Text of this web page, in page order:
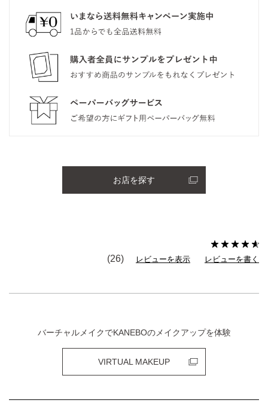
お店を探す
(26) レビューを表示 レビューを書く
バーチャルメイクでKANEBOのメイクアップを体験
VIRTUAL MAKEUP